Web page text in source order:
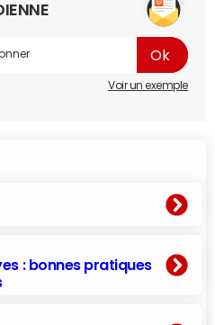
Voir un exemple
: bonnes pratiques